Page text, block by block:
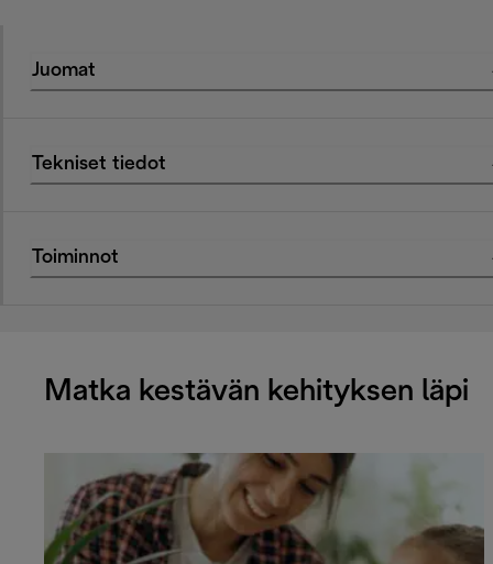
Juomat
Tekniset tiedot
Toiminnot
Matka kestävän kehityksen läpi